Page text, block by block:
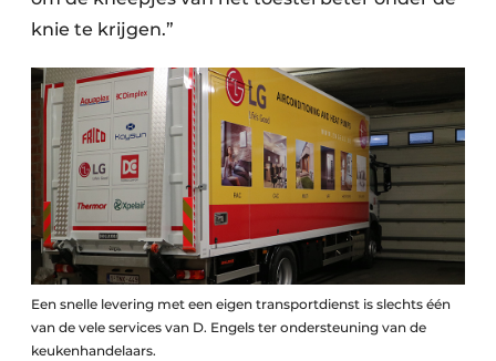
knie te krijgen.”
Een snelle levering met een eigen transportdienst is slechts één
van de vele services van D. Engels ter ondersteuning van de
keukenhandelaars.